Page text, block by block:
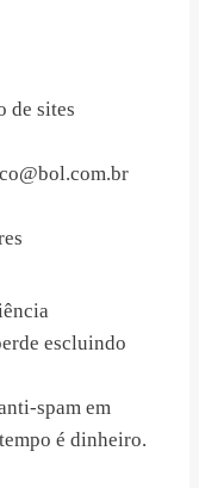
de sites
escluindo
spam em
é dinheiro.